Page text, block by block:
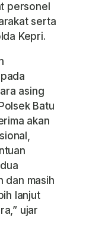
personel
serta
Kepri.
asing
Batu
akan
dan masih
lanjut
ujar